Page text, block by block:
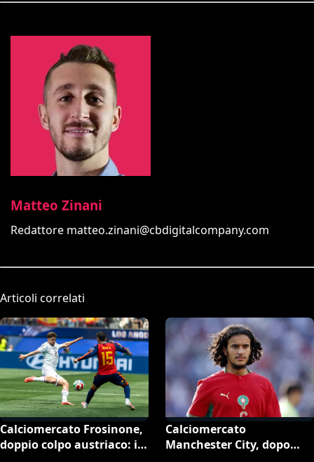
Matteo Zinani
Redattore matteo.zinani@cbdigitalcompany.com
Articoli correlati
Calciomercato Frosinone,
doppio colpo austriaco: in
Calciomercato
Manchester City, dopo